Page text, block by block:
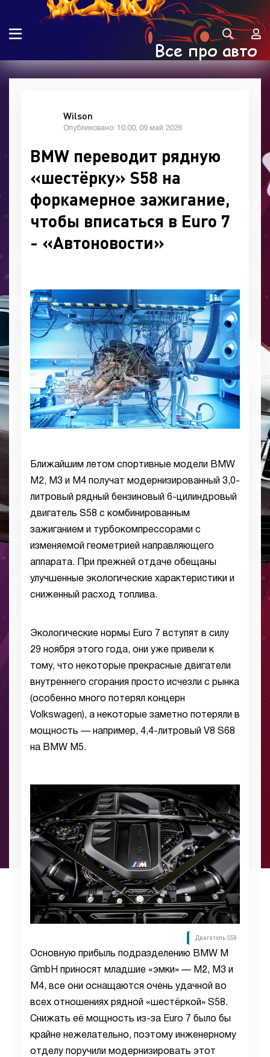
Wilson
Опубликовано: 10:00, 09 май 2026
BMW переводит рядную
«шестёрку» S58 на
форкамерное зажигание,
чтобы вписаться в Euro 7
- «Автоновости»
Ближайшим летом спортивные модели BMW
M2, M3 и M4 получат модернизированный 3,0-
литровый рядный бензиновый 6-цилиндровый
двигатель S58 с комбинированным
зажиганием и турбокомпрессорами с
изменяемой геометрией направляющего
аппарата. При прежней отдаче обещаны
улучшенные экологические характеристики и
сниженный расход топлива.
Экологические нормы Euro 7 вступят в силу
29 ноября этого года, они уже привели к
тому, что некоторые прекрасные двигатели
внутреннего сгорания просто исчезли с рынка
(особенно много потерял концерн
Volkswagen), а некоторые заметно потеряли в
мощность — например, 4,4-литровый V8 S68
на BMW M5.
Двигатель S58
Основную прибыль подразделению BMW M
GmbH приносят младшие «эмки» — M2, M3 и
M4, все они оснащаются очень удачной во
всех отношениях рядной «шестёркой» S58.
Снижать её мощность из-за Euro 7 было бы
крайне нежелательно, поэтому инженерному
отделу поручили модернизировать этот